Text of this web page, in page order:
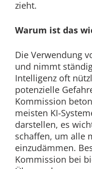
zieht.
Warum ist das
Die Verwendung
und nimmt
Intelligenz oft
potenzielle
Kommission
meisten KI-
darstellen, es
schaffen, um alle
einzudämmen.
Kommission bei